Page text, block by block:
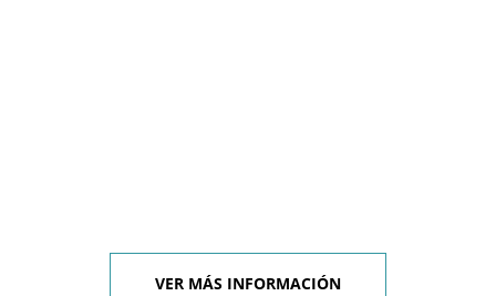
VER MÁS INFORMACIÓN